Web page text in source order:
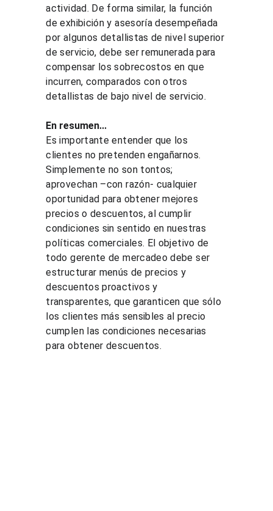
actividad. De forma similar, la función
de exhibición y asesoría desempeñada
por algunos detallistas de nivel superior
de servicio, debe ser remunerada para
compensar los sobrecostos en que
incurren, comparados con otros
detallistas de bajo nivel de servicio.
En resumen...
Es importante entender que los
clientes no pretenden engañarnos.
Simplemente no son tontos;
aprovechan –con razón- cualquier
oportunidad para obtener mejores
precios o descuentos, al cumplir
condiciones sin sentido en nuestras
políticas comerciales. El objetivo de
todo gerente de mercadeo debe ser
estructurar menús de precios y
descuentos proactivos y
transparentes, que garanticen que sólo
los clientes más sensibles al precio
cumplen las condiciones necesarias
para obtener descuentos.